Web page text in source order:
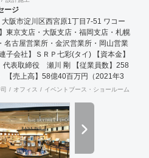
ージ
大阪市淀川区西宮原1丁目7-51 ワコー
東京支店・大阪支店・福岡支店・札幌
名古屋営業所・金沢営業所・岡山営業
子会社】ＳＲＰ七彩(タイ) 【資本金】
代表取締役 瀬川 剛 【従業員数】258
【売上高】58億40百万円（2021年3
全国主要百貨店、アパレルメーカー、
事務所、各種学校、病医院な
オフィス イベントブース・ショールーム